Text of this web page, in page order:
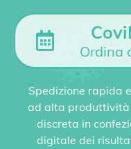
Ordina
Spedizione rapida
ad alta produttività
discreta in
digitale dei